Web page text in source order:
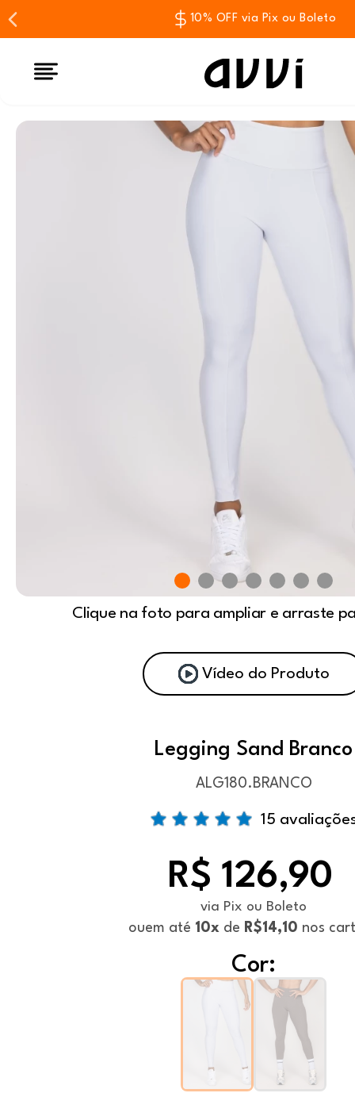
10% OFF via Pix ou Boleto
Clique na foto para ampliar e arraste
Vídeo do Produto
Legging Sand Branco
ALG180.BRANCO
15
R$ 126,90
via Pix ou Boleto
ouem até 10x de R$14,10 nos
Cor: